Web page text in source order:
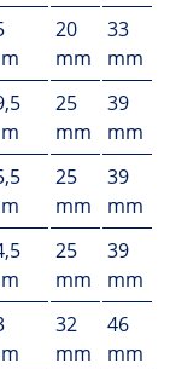
20
mm
33
mm
25
mm
39
mm
25
mm
39
mm
25
mm
39
mm
32
mm
46
mm